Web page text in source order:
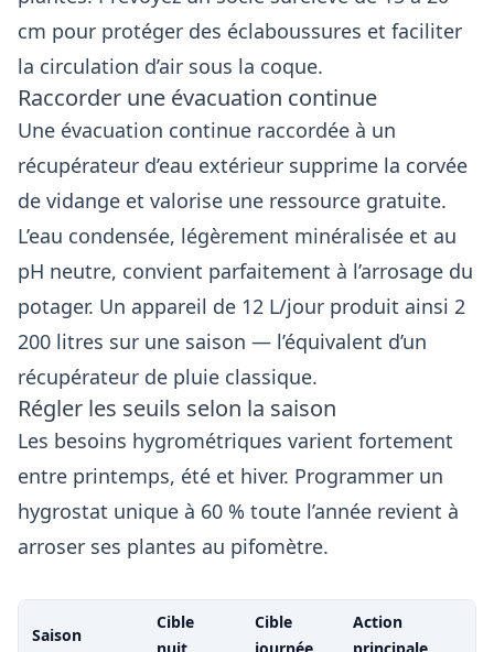
cm pour protéger des éclaboussures et faciliter
la circulation d’air sous la coque.
Raccorder une évacuation continue
Une évacuation continue raccordée à un
récupérateur d’eau extérieur supprime la corvée
de vidange et valorise une ressource gratuite.
L’eau condensée, légèrement minéralisée et au
pH neutre, convient parfaitement à l’arrosage du
potager. Un appareil de 12 L/jour produit ainsi 2
200 litres sur une saison — l’équivalent d’un
récupérateur de pluie classique.
Régler les seuils selon la saison
Les besoins hygrométriques varient fortement
entre printemps, été et hiver. Programmer un
hygrostat unique à 60 % toute l’année revient à
arroser ses plantes au pifomètre.
Saison
Cible
Cible
Action